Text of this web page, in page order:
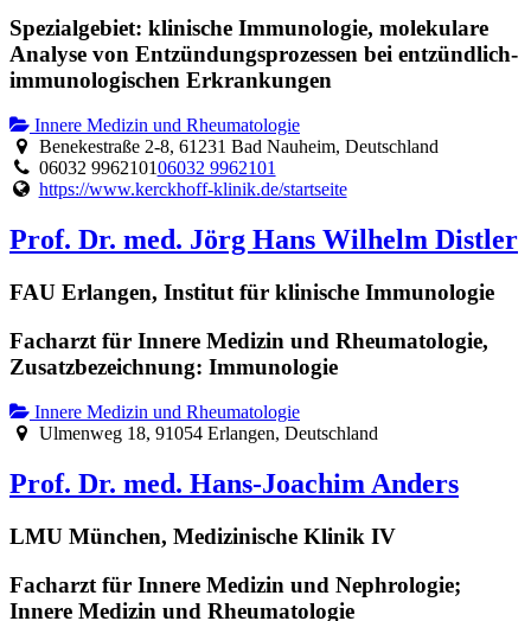
Spezialgebiet: klinische Immunologie, molekulare
Analyse von Entzündungsprozessen bei entzündlich-
immunologischen Erkrankungen
Innere Medizin und Rheumatologie
Benekestraße 2-8, 61231 Bad Nauheim, Deutschland
06032 996210106032 9962101
https://www.kerckhoff-klinik.de/startseite
Prof. Dr. med. Jörg Hans Wilhelm Distler
FAU Erlangen, Institut für klinische Immunologie
Facharzt für Innere Medizin und Rheumatologie,
Zusatzbezeichnung: Immunologie
Innere Medizin und Rheumatologie
Ulmenweg 18, 91054 Erlangen, Deutschland
Prof. Dr. med. Hans-Joachim Anders
LMU München, Medizinische Klinik IV
Facharzt für Innere Medizin und Nephrologie;
Innere Medizin und Rheumatologie